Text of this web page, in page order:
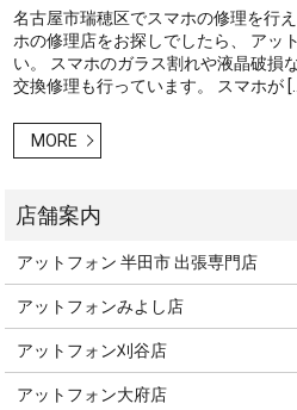
名古屋市瑞穂区でスマホの修理を行
ホの修理店をお探しでしたら、 アッ
い。 スマホのガラス割れや液晶破損
交換修理も行っています。 スマホが
MORE
アットフォン 半田市 出張専門店
アットフォンみよし店
アットフォン刈谷店
アットフォン大府店